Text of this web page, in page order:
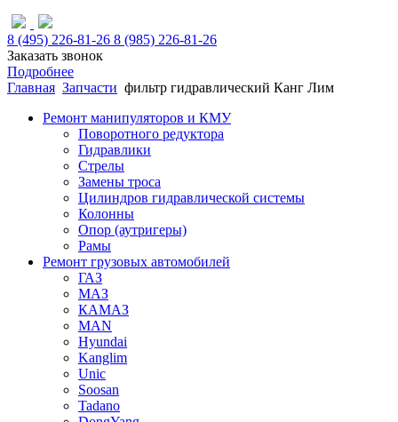
8 (495) 226-81-26 8 (985) 226-81-26
Заказать звонок
Подробнее
Главная Запчасти фильтр гидравлический Канг Лим
Ремонт манипуляторов и КМУ
Поворотного редуктора
Гидравлики
Стрелы
Замены троса
Цилиндров гидравлической системы
Колонны
Опор (аутригеры)
Рамы
Ремонт грузовых автомобилей
ГАЗ
МАЗ
КАМАЗ
MAN
Hyundai
Kanglim
Unic
Soosan
Tadano